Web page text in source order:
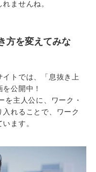
ませんね。
方を変えてみな
トでは、「息抜き上
公開中！
を主人公に、ワーク・
れることで、ワーク
ます。